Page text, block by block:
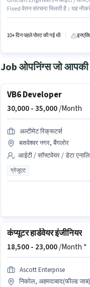
Fixed वेतन संरचना मिलती है। यह
10+ दिन पहले पोस्ट की गई थी
Job ओपनिंग्स जो
VB6 Developer
30,000 -35,000/Month
अल्टीमेट रिक्रूटर्स
बसवेश्वर नगर, बैंगलोर
आईटी / सॉफ्टवेयर / डेटा
ग्रेजुएट
कंप्यूटर हार्डवेयर इंजीनियर
18,500 - 23,000/Month *
Ascott Enterprise
निकोल, अहमदाबाद(फील्ड जाब)